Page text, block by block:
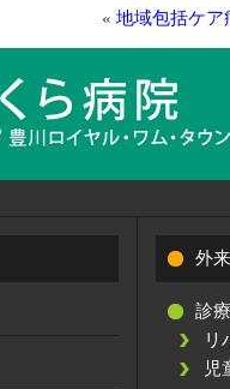
« 地域包括ケア
外
診
リ
児